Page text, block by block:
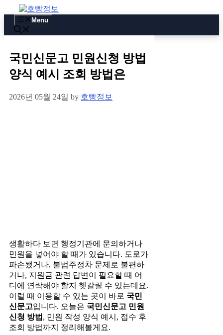
to
content
Menu
국민신문고 민원신청 방법
양식 예시 조회 방법은
2026년 05월 24일 by 호빵정보
생활하다 보면 행정기관에 문의하거나
민원을 넣어야 할 때가 있습니다. 도로가
파손됐거나, 불법주정차 문제로 불편하
거나, 지원금 관련 답변이 필요할 때 어
디에 연락해야 할지 헷갈릴 수 있는데요.
이럴 때 이용할 수 있는 곳이 바로 국민
신문고입니다. 오늘은 국민신문고 민원
신청 방법 , 민원 작성 양식 예시, 접수 후
조회 방법까지 정리해볼게요.